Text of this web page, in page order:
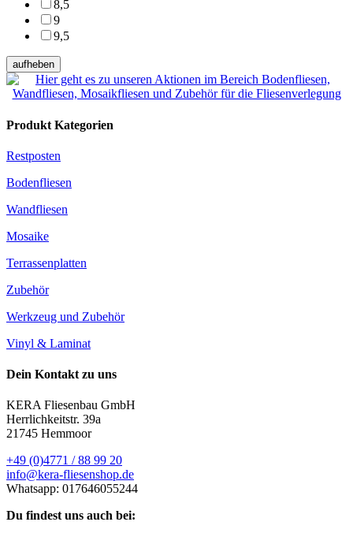
8,5
9
9,5
aufheben
Produkt Kategorien
Restposten
Bodenfliesen
Wandfliesen
Mosaike
Terrassenplatten
Zubehör
Werkzeug und Zubehör
Vinyl & Laminat
Dein Kontakt zu uns
KERA Fliesenbau GmbH
Herrlichkeitstr. 39a
21745 Hemmoor
+49 (0)4771 / 88 99 20
info@kera-fliesenshop.de
Whatsapp: 017646055244
Du findest uns auch bei: